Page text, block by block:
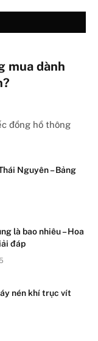
mua dành
đồng hồ thông
Nguyên – Bảng
là bao nhiêu – Hoa
đáp
nén khí trục vít​